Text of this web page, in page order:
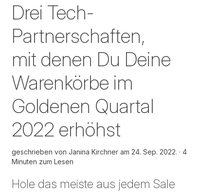
Drei Tech-
Partnerschaften,
mit denen Du Deine
Warenkörbe im
Goldenen Quartal
2022 erhöhst
geschrieben von Janina Kirchner am 24. Sep. 2022.
4
Minuten zum Lesen
Hole das meiste aus jedem Sale